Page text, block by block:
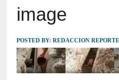
image
POSTED BY: REDACCION